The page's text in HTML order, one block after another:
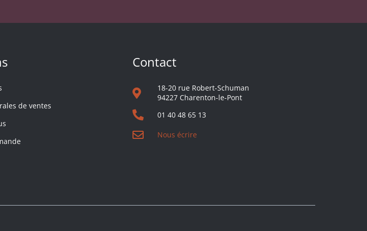
de ventes
Contact
18-20 rue Robert-Schuman
94227 Charenton-le-Pont
01 40 48 65 13
Nous écrire